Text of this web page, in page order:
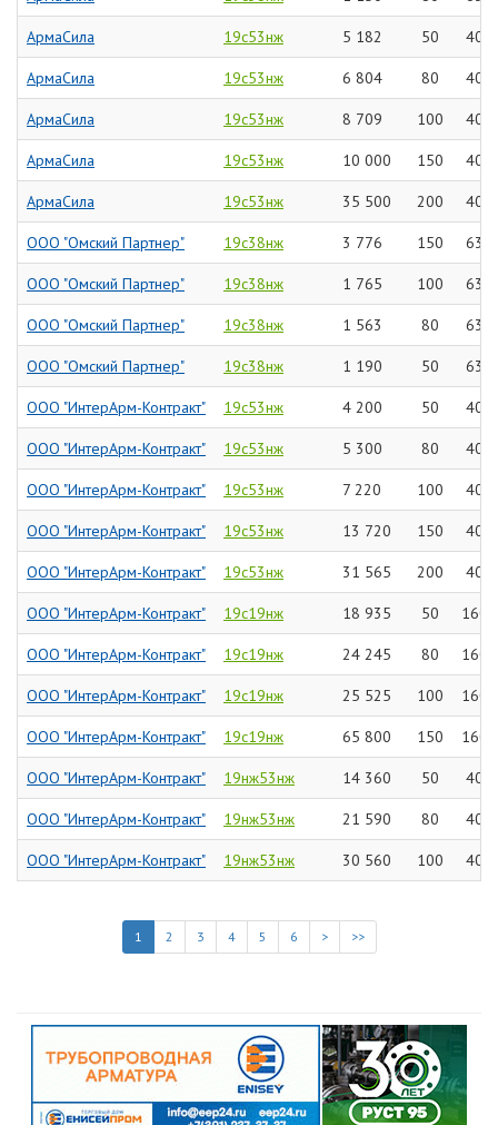
АрмаСила 19с53нж 5 182 50 40
АрмаСила 19с53нж 6 804 80 40
АрмаСила 19с53нж 8 709 100 40
АрмаСила 19с53нж 10 000 150 40
АрмаСила 19с53нж 35 500 200 40
ООО "Омский Партнер" 19с38нж 3 776 150 63
ООО "Омский Партнер" 19с38нж 1 765 100 63
ООО "Омский Партнер" 19с38нж 1 563 80 63
ООО "Омский Партнер" 19с38нж 1 190 50 63
ООО "ИнтерАрм-Контракт" 19с53нж 4 200 50 40
ООО "ИнтерАрм-Контракт" 19с53нж 5 300 80 40
ООО "ИнтерАрм-Контракт" 19с53нж 7 220 100 40
ООО "ИнтерАрм-Контракт" 19с53нж 13 720 150 40
ООО "ИнтерАрм-Контракт" 19с53нж 31 565 200 40
ООО "ИнтерАрм-Контракт" 19с19нж 18 935 50 160
ООО "ИнтерАрм-Контракт" 19с19нж 24 245 80 160
ООО "ИнтерАрм-Контракт" 19с19нж 25 525 100 160
ООО "ИнтерАрм-Контракт" 19с19нж 65 800 150 160
ООО "ИнтерАрм-Контракт" 19нж53нж 14 360 50 40
ООО "ИнтерАрм-Контракт" 19нж53нж 21 590 80 40
ООО "ИнтерАрм-Контракт" 19нж53нж 30 560 100 40
1 2 3 4 5 6 > >>